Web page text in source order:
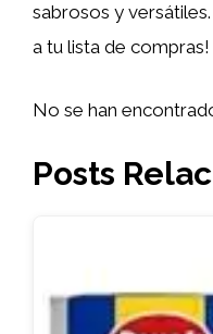
sabrosos y
a tu lista de compras!
No se han
Posts